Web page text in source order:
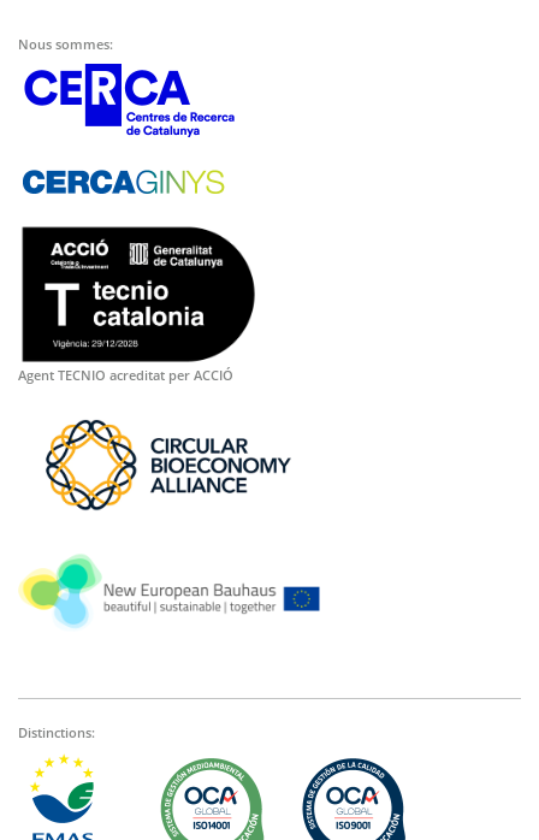
Nous sommes:
Agent TECNIO acreditat per ACCIÓ
Distinctions: